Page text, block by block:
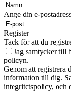
Ange din e-
Register
Tack för att du
Jag samtycker till
policyn.
Genom att registrera
information till dig.
integritetspolicy, och